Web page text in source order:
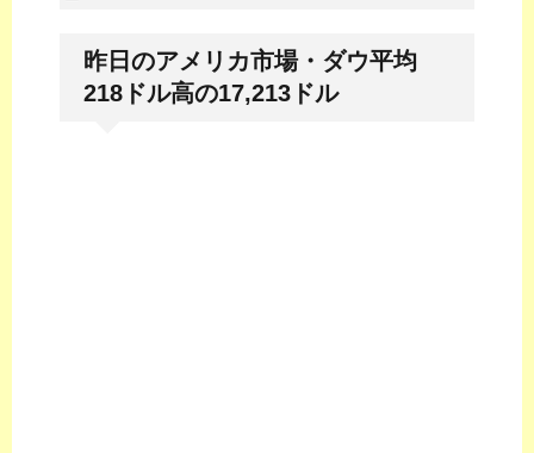
昨日のアメリカ市場・ダウ平均
218ドル高の17,213ドル